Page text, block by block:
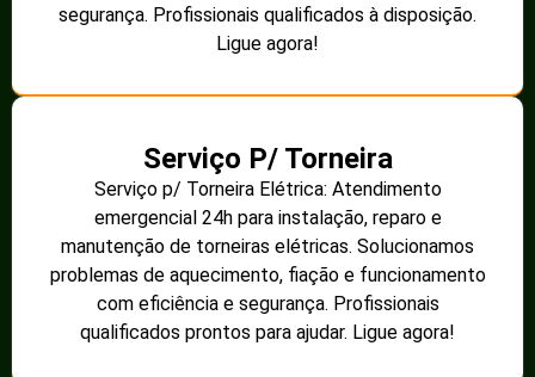
segurança. Profissionais qualificados à disposição.
Ligue agora!
Serviço P/ Torneira
Serviço p/ Torneira Elétrica: Atendimento
emergencial 24h para instalação, reparo e
manutenção de torneiras elétricas. Solucionamos
problemas de aquecimento, fiação e funcionamento
com eficiência e segurança. Profissionais
qualificados prontos para ajudar. Ligue agora!